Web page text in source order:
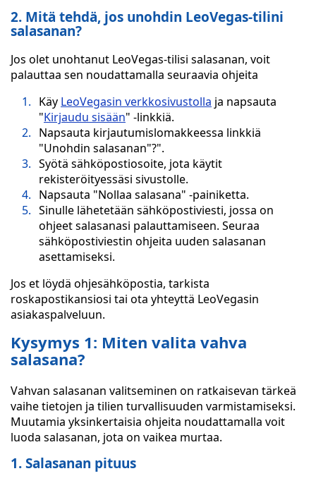
2. Mitä tehdä, jos unohdin LeoVegas-tilini
salasanan?
Jos olet unohtanut LeoVegas-tilisi salasanan, voit
palauttaa sen noudattamalla seuraavia ohjeita
Käy LeoVegasin verkkosivustolla ja napsauta
"Kirjaudu sisään" -linkkiä.
Napsauta kirjautumislomakkeessa linkkiä
"Unohdin salasanan"?".
Syötä sähköpostiosoite, jota käytit
rekisteröityessäsi sivustolle.
Napsauta "Nollaa salasana" -painiketta.
Sinulle lähetetään sähköpostiviesti, jossa on
ohjeet salasanasi palauttamiseen. Seuraa
sähköpostiviestin ohjeita uuden salasanan
asettamiseksi.
Jos et löydä ohjesähköpostia, tarkista
roskapostikansiosi tai ota yhteyttä LeoVegasin
asiakaspalveluun.
Kysymys 1: Miten valita vahva
salasana?
Vahvan salasanan valitseminen on ratkaisevan tärkeä
vaihe tietojen ja tilien turvallisuuden varmistamiseksi.
Muutamia yksinkertaisia ohjeita noudattamalla voit
luoda salasanan, jota on vaikea murtaa.
1. Salasanan pituus